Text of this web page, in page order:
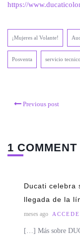
https://
¡Mujeres al Volante!
Posventa servicio tecnico
Previous post
1 COMMENT
Ducati celebra
llegada de la
meses ago
[…] Más sobre